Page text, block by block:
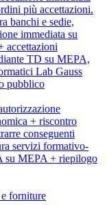
più accettazioni.
banchi e sedie,
immediata su
accettazioni
TD su MEPA,
Lab Gauss
pubblico
+ riscontro
conseguenti
servizi formativo-
su MEPA + riepilogo
forniture